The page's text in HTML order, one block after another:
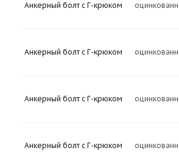
Анкерный болт с Г-крюком
Анкерный болт с Г-крюком
Анкерный болт с Г-крюком
Анкерный болт с Г-крюком